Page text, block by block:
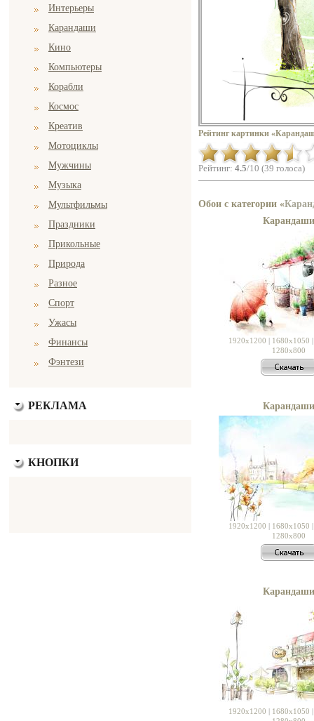
Интерьеры
Карандаши
Кино
Компьютеры
Корабли
Космос
Креатив
Мотоциклы
Мужчины
Музыка
Мультфильмы
Праздники
Прикольные
Природа
Разное
Спорт
Ужасы
Финансы
Фэнтези
РЕКЛАМА
КНОПКИ
Рейтинг картинки
Рейтинг: 4.5/10 (39 голоса)
Обои с категории «
Карандаши
1920x1200 | 1680x1050
1280x800
Карандаши
1920x1200 | 1680x1050
1280x800
Карандаши
1920x1200 | 1680x1050